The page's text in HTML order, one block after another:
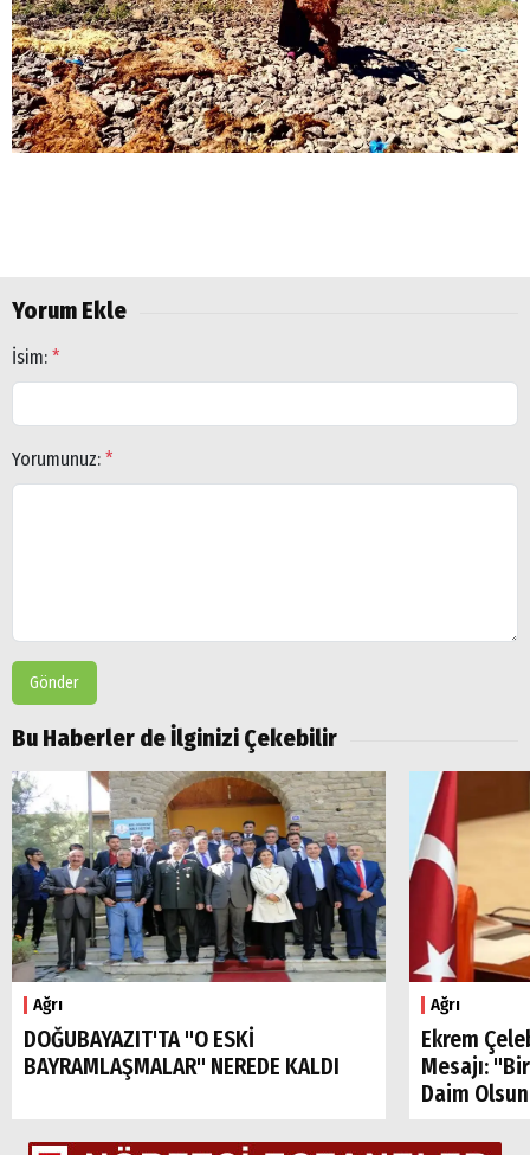
Yorum Ekle
İsim: *
Yorumunuz: *
Gönder
Bu Haberler de İlginizi Çekebilir
Ağrı
DOĞUBAYAZIT'TA "O ESKİ
BAYRAMLAŞMALAR" NEREDE KALDI
Ağrı
Ekrem
Mesajı:
Daim
Arama
Popüler
Aramalar:
Ağrı
Doğubayazıt